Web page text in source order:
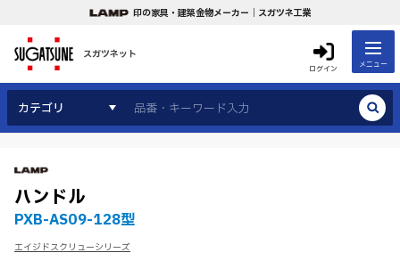
印の家具・建築金物メーカー｜スガツネ工業
スガツネット
ログイン メニュー
カテゴリ
ハンドル
PXB-AS09-128型
エイジドスクリューシリーズ